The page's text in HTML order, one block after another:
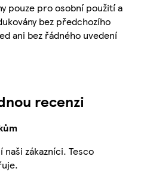
pouze pro osobní použití a
bez předchozího
ani bez řádného uvedení
recenzi
naši zákazníci. Tesco